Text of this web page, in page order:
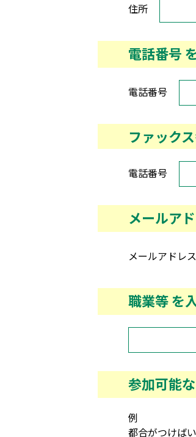
住所
電話番号
電話番号
ファック
電話番号
メールア
メールアドレス
職業等を
参加可能
例
都合がつけば